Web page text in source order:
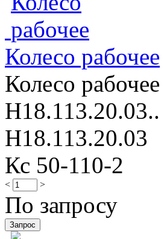
Колесо рабочее
Колесо
Н18.113.20.03..
Н18.113.20.03
Кс 50-110-2
< >
По запросу